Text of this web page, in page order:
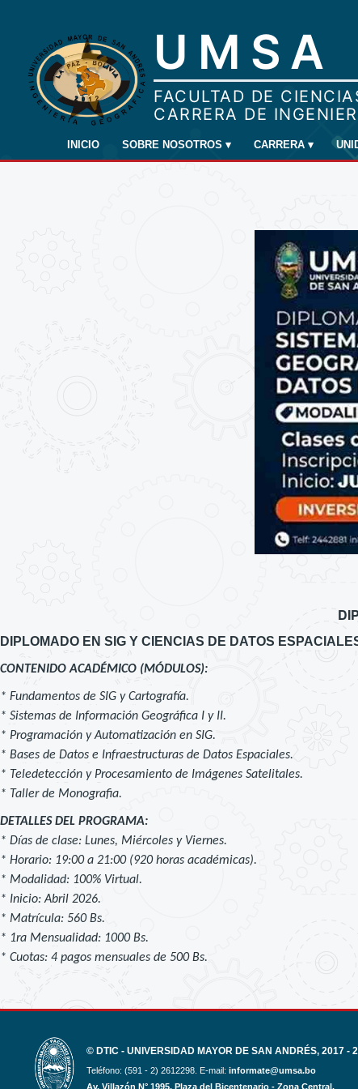
INICIO SOBRE NOSOTROS ▾ CARRERA ▾
DIPLOMADO EN SIG Y CIENCIAS DE DATOS
CONTENIDO ACADÉMICO (MÓDULOS):
* Fundamentos de SIG y Cartografía.
* Sistemas de Información Geográfica I y II.
* Programación y Automatización en SIG.
* Bases de Datos e Infraestructuras de Datos Espaciales.
* Teledetección y Procesamiento de Imágenes Satelitales.
* Taller de Monografia.
DETALLES DEL PROGRAMA:
* Días de clase: Lunes, Miércoles y Viernes.
* Horario: 19:00 a 21:00 (920 horas académicas).
* Modalidad: 100% Virtual.
* Inicio: Abril 2026.
* Matrícula: 560 Bs.
* 1ra Mensualidad: 1000 Bs.
* Cuotas: 4 pagos mensuales de 500 Bs.
© DTIC - UNIVERSIDAD MAYOR DE SAN ANDRÉS, 2017 -
Teléfono: (591 - 2) 2612298. E-mail: informate@umsa.bo
Av. Villazón N° 1995, Plaza del Bicentenario - Zona Central.